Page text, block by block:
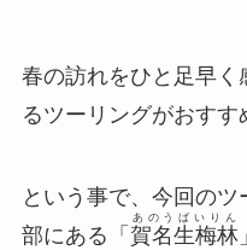
春の訪れをひと足早く
るツーリングがおすす
という事で、今回の
部にある「 賀名生梅林
あのうばいりん